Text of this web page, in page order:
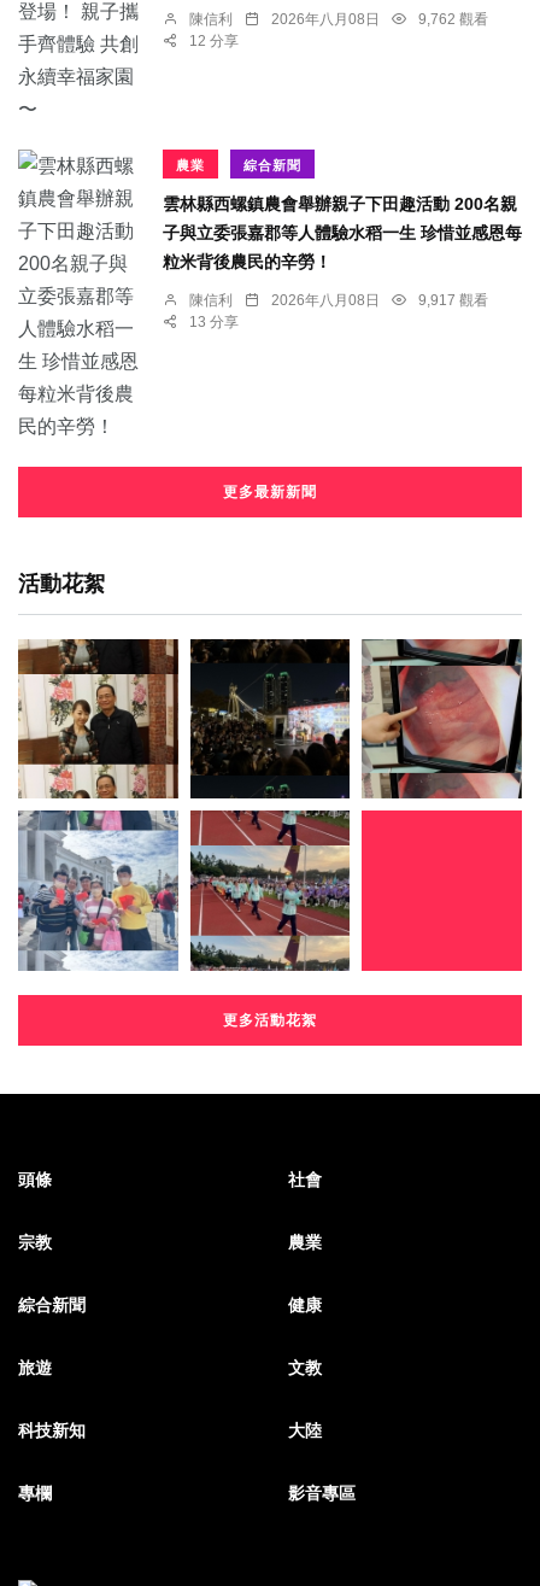
陳信利 2026年八月08日
9,762 觀看
12 分享
農業 綜合新聞
雲林縣西螺鎮農會舉辦親子下田趣活動 200名親
子與立委張嘉郡等人體驗水稻一生 珍惜並感恩每
粒米背後農民的辛勞！
陳信利 2026年八月08日
9,917 觀看
13 分享
更多最新新聞
活動花絮
更多活動花絮
頭條 社會
宗教 農業
綜合新聞 健康
旅遊 文教
科技新知 大陸
專欄 影音專區